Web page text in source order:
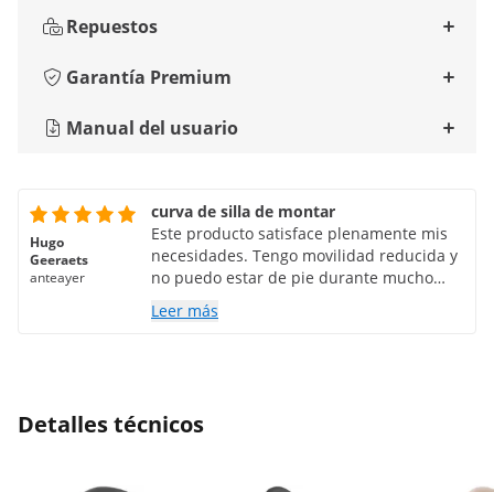
Repuestos
Garantía Premium
Manual del usuario
Hugo
Geeraets
anteayer
curva de silla de montar
Este producto satisface plenamente mis
necesidades. Tengo movilidad reducida y
no puedo estar de pie durante mucho
tiempo. Gracias a este taburete
ergonómico, puedo seguir ejerciendo mi
Leer más
Detalles técnicos